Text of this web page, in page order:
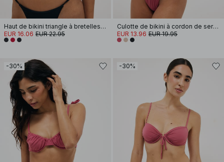
Haut de bikini triangle à bretelles spaghetti
EUR 16.06 EUR 22.95
Culotte de bikini à cordon de serrage et liens latéraux
EUR 13.96 EUR 19.95
-30% -30%